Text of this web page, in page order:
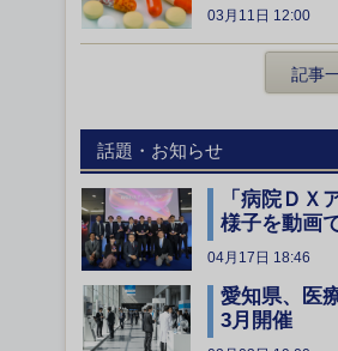
03月11日 12:00
記事
話題・お知らせ
「病院ＤＸ
様子を動画
04月17日 18:46
愛知県、医
3月開催